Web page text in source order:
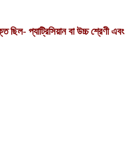
ছিল- প্যাট্রিসিয়ান বা উচ্চ শ্রেণী এবং